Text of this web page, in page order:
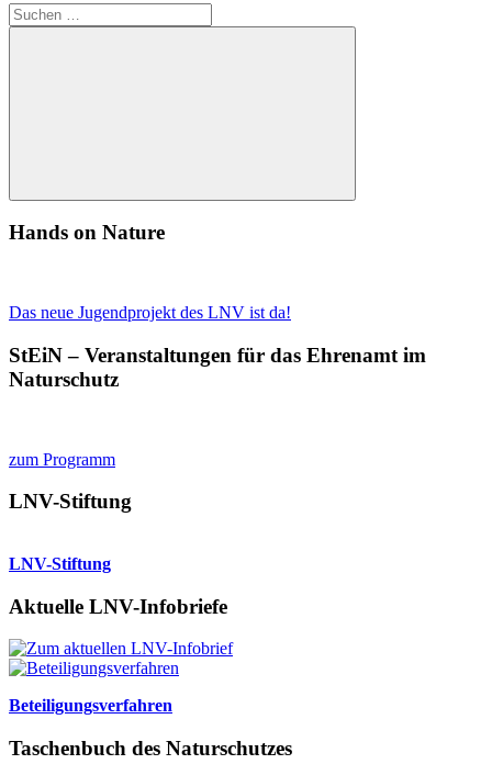
Suchen
nach:
Suchen
Hands on Nature
Das neue Jugendprojekt des LNV ist da!
StEiN – Veranstaltungen für das Ehrenamt im
Naturschutz
zum Programm
LNV-Stiftung
LNV-Stiftung
Aktuelle LNV-Infobriefe
Beteiligungsverfahren
Taschenbuch des Naturschutzes